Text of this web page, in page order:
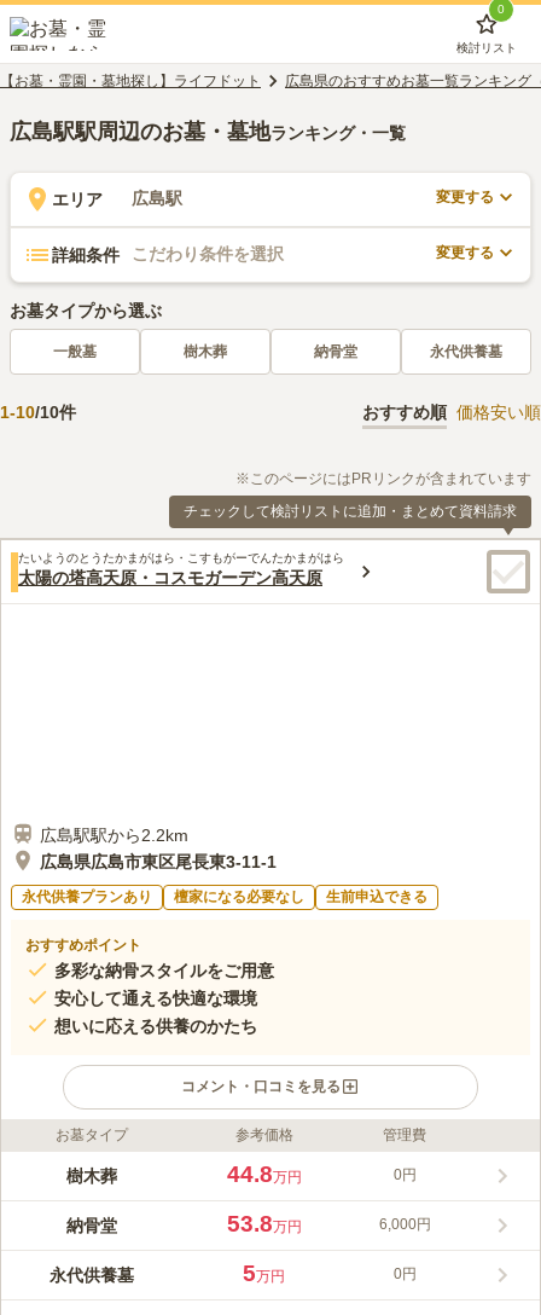
0
検討リスト
【お墓・霊園・墓地探し】ライフドット 広島県のおすすめお墓一覧ランキング
広島駅駅周辺のお墓・墓地ランキング・一覧
エリア 広島駅 変更する
詳細条件 こだわり条件を選択 変更する
お墓タイプから選ぶ
一般墓 樹木葬 納骨堂 永代供養墓
1-10/10件 おすすめ順 価格安い順
※このページにはPRリンクが含まれています
チェックして検討リストに追加・まとめて資料請求
たいようのとうたかまがはら・こすもがーでんたかまがはら
太陽の塔高天原・コスモガーデン高天原
広島駅駅から2.2km
広島県広島市東区尾長東3-11-1
永代供養プランあり 檀家になる必要なし 生前申込できる
おすすめポイント
多彩な納骨スタイルをご用意
安心して通える快適な環境
想いに応える供養のかたち
コメント・口コミを見る
ライフドット編集部のコメント
天候に左右されずお参りできる納骨堂「太陽の塔高天原」と、自
いずれも永代供養付きで将来も安心のお墓です。「太陽の塔」に
は、従来の格式ある据置壇に加え、西日本最大級の自動納骨壇が
中心部にありながら緑に囲まれた静かな立地で、バリアフリー設
計や70台の駐車場など、ご年配の方にも優しい環境を整えていま
お墓タイプ 参考価格 管理費
樹木葬 44.8万円 0円
納骨堂 53.8万円 6,000円
永代供養墓 5万円 0円